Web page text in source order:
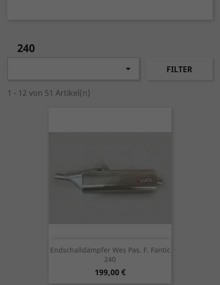
240
 FILTER
1 - 12 von 51 Artikel(n)
Endschalldämpfer Wes Pas. F. Fantic
240
Preis
199,00 €